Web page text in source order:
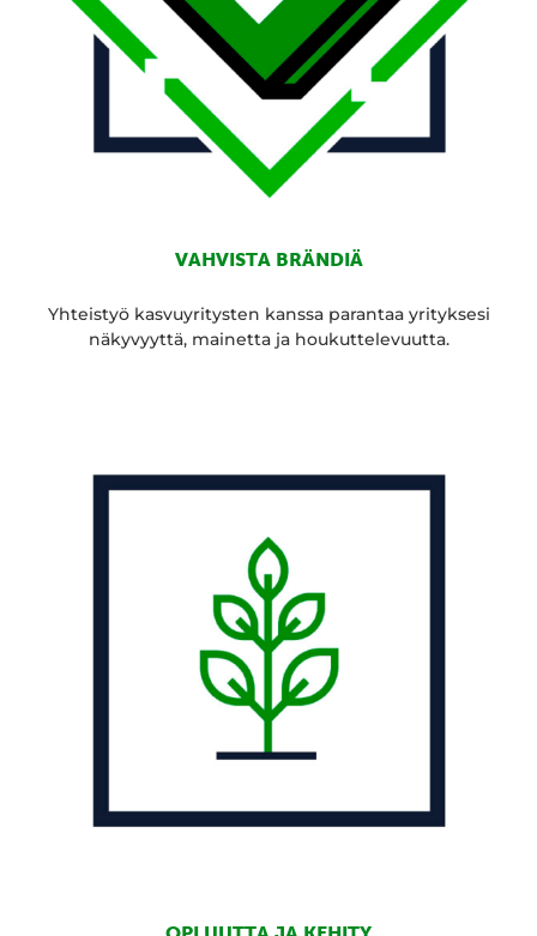
VAHVISTA BRÄNDIÄ
Yhteistyö kasvuyritysten kanssa parantaa yrityksesi
näkyvyyttä, mainetta ja houkuttelevuutta.